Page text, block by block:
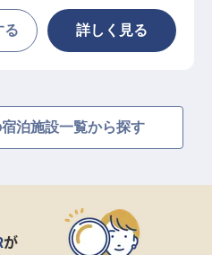
る 詳しく見る
泊施設一覧から探す
が